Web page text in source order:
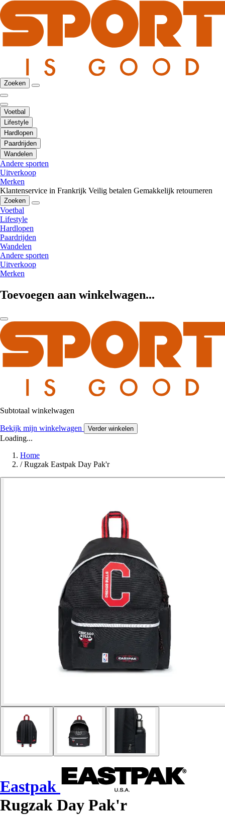
Zoeken
Voetbal
Lifestyle
Hardlopen
Paardrijden
Wandelen
Andere sporten
Uitverkoop
Merken
Klantenservice in Frankrijk Veilig betalen Gemakkelijk retourneren
Zoeken
Voetbal
Lifestyle
Hardlopen
Paardrijden
Wandelen
Andere sporten
Uitverkoop
Merken
Toevoegen aan winkelwagen...
Subtotaal winkelwagen
Bekijk mijn winkelwagen Verder winkelen
Loading...
Home
/ Rugzak Eastpak Day Pak'r
Eastpak
Rugzak Day Pak'r